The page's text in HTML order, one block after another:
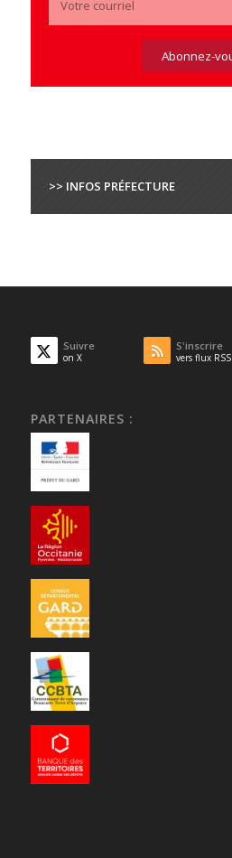
>> INFOS PRÉFECTURE
Suivre
on X
S'inscrire
vers flux RSS
PARTENAIRES :